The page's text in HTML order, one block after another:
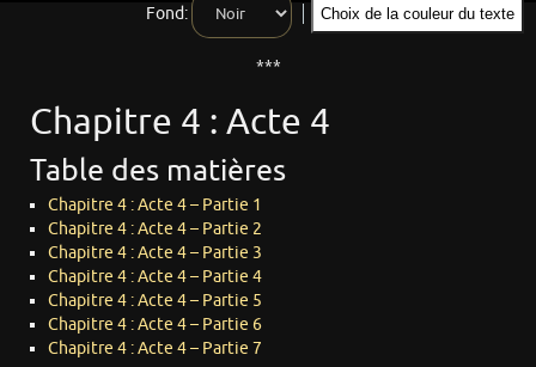
Fond: Choix de la couleur du texte
***
Chapitre 4 : Acte 4
Table des matières
Chapitre 4 : Acte 4 – Partie 1
Chapitre 4 : Acte 4 – Partie 2
Chapitre 4 : Acte 4 – Partie 3
Chapitre 4 : Acte 4 – Partie 4
Chapitre 4 : Acte 4 – Partie 5
Chapitre 4 : Acte 4 – Partie 6
Chapitre 4 : Acte 4 – Partie 7